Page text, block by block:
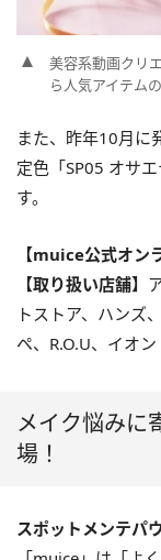
美容系動画クリ
ら人気アイテム
また、昨年10月に
定色「SP05 オサ
す。
【muice公式オン
【取り扱い店舗】
トストア、ハンズ
ペ、R.O.U、イオン
メイク悩みに
場！
スポットメンテパ